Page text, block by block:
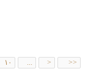
۱۰ ... > >>